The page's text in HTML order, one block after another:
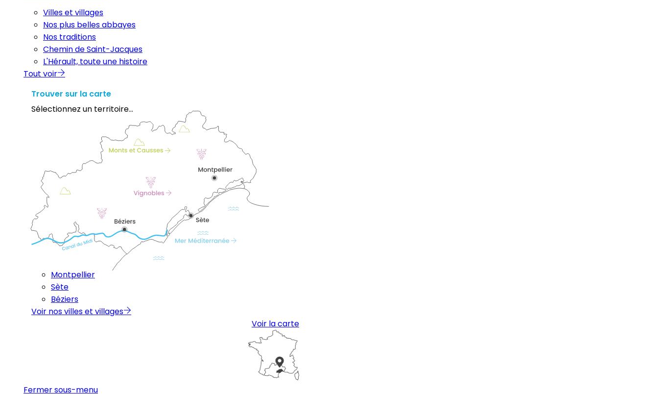
Villes et villages
Nos plus belles abbayes
Nos traditions
Chemin de Saint-Jacques
L'Hérault, toute une histoire
Tout voir
Trouver sur la carte
Sélectionnez un territoire...
Montpellier
Sète
Béziers
Voir nos villes et villages
Voir la carte
Fermer sous-menu